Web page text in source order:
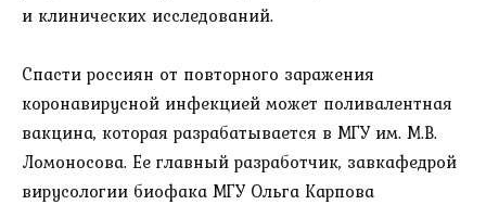
и клинических исследований.
Спасти россиян от повторного заражения
коронавирусной инфекцией может поливалентная
вакцина, которая разрабатывается в МГУ им. М.В.
Ломоносова. Ее главный разработчик, завкафедрой
вирусологии биофака МГУ Ольга Карпова